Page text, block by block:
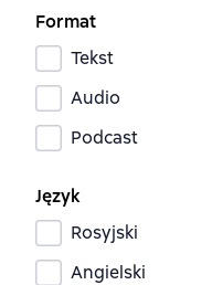
Format
Tekst
Audio
Podcast
Język
Rosyjski
Angielski